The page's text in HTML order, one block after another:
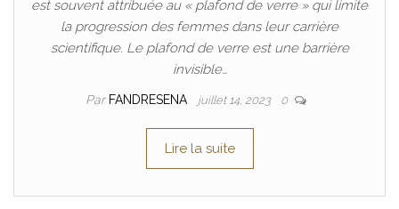
est souvent attribuée au « plafond de verre » qui limite
la progression des femmes dans leur carrière
scientifique. Le plafond de verre est une barrière
invisible…
Par FANDRESENA juillet 14, 2023 0
Lire la suite